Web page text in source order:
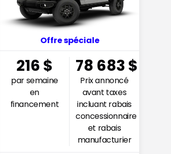
Offre spéciale
216 $
par semaine
en
financement
78 683$
Prix annoncé
avant taxes
incluant rabais
concessionnaire
et rabais
manufacturier